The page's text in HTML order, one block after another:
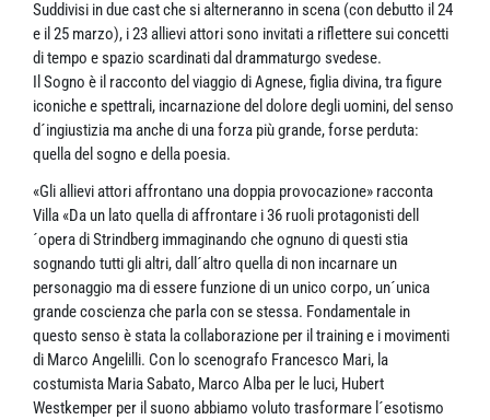
Suddivisi in due cast che si alterneranno in scena (con debutto il 24
e il 25 marzo), i 23 allievi attori sono invitati a riflettere sui concetti
di tempo e spazio scardinati dal drammaturgo svedese.
Il Sogno è il racconto del viaggio di Agnese, figlia divina, tra figure
iconiche e spettrali, incarnazione del dolore degli uomini, del senso
d´ingiustizia ma anche di una forza più grande, forse perduta:
quella del sogno e della poesia.
«Gli allievi attori affrontano una doppia provocazione» racconta
Villa «Da un lato quella di affrontare i 36 ruoli protagonisti dell
´opera di Strindberg immaginando che ognuno di questi stia
sognando tutti gli altri, dall´altro quella di non incarnare un
personaggio ma di essere funzione di un unico corpo, un´unica
grande coscienza che parla con se stessa. Fondamentale in
questo senso è stata la collaborazione per il training e i movimenti
di Marco Angelilli. Con lo scenografo Francesco Mari, la
costumista Maria Sabato, Marco Alba per le luci, Hubert
Westkemper per il suono abbiamo voluto trasformare l´esotismo